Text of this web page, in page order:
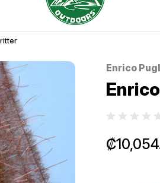
el país con Correos de
Enrico